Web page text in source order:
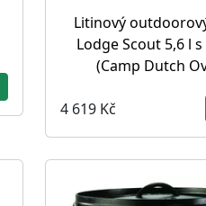
Litinový
Lodge Scout 5,6 l
(Camp Dutch
4 619 Kč